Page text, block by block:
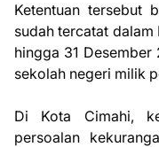
Ketentuan tersebut
sudah tercatat
hingga 31
sekolah negeri milik
Di Kota Cimahi,
persoalan